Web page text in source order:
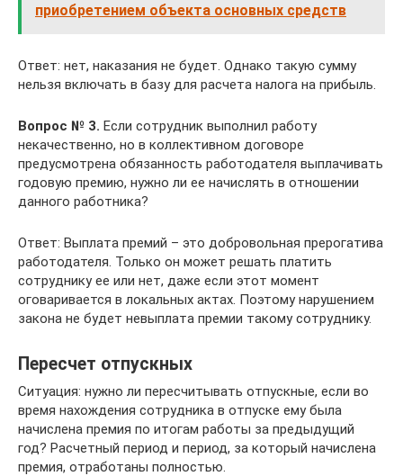
приобретением объекта основных средств
Ответ: нет, наказания не будет. Однако такую сумму
нельзя включать в базу для расчета налога на прибыль.
Вопрос № 3. Если сотрудник выполнил работу
некачественно, но в коллективном договоре
предусмотрена обязанность работодателя выплачивать
годовую премию, нужно ли ее начислять в отношении
данного работника?
Ответ: Выплата премий – это добровольная прерогатива
работодателя. Только он может решать платить
сотруднику ее или нет, даже если этот момент
оговаривается в локальных актах. Поэтому нарушением
закона не будет невыплата премии такому сотруднику.
Пересчет отпускных
Ситуация: нужно ли пересчитывать отпускные, если во
время нахождения сотрудника в отпуске ему была
начислена премия по итогам работы за предыдущий
год? Расчетный период и период, за который начислена
премия, отработаны полностью.